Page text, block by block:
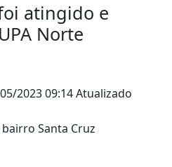
atingido e
Norte
2023 09:14Atualizado